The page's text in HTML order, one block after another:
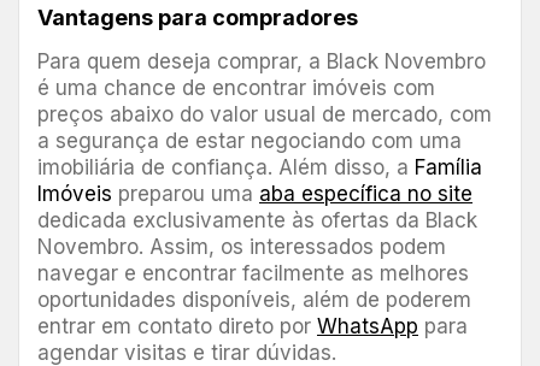
Vantagens para compradores
Para quem deseja comprar, a Black Novembro
é uma chance de encontrar imóveis com
preços abaixo do valor usual de mercado, com
a segurança de estar negociando com uma
imobiliária de confiança. Além disso, a Família
Imóveis preparou uma aba específica no site
dedicada exclusivamente às ofertas da Black
Novembro. Assim, os interessados podem
navegar e encontrar facilmente as melhores
oportunidades disponíveis, além de poderem
entrar em contato direto por WhatsApp para
agendar visitas e tirar dúvidas.